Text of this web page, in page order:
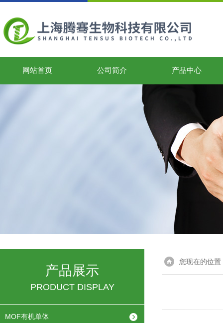
网站首页 公司简介 产品中心
产品展示
PRODUCT DISPLAY
MOF有机单体
您现在的位置